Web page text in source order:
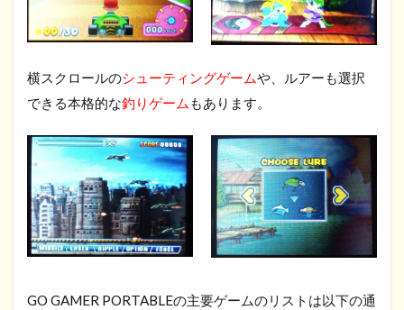
横スクロールのシューティングゲームや、ルアーも選択
できる本格的な釣りゲーム もあります。
GO GAMER PORTABLEの主要ゲームのリストは以下の通